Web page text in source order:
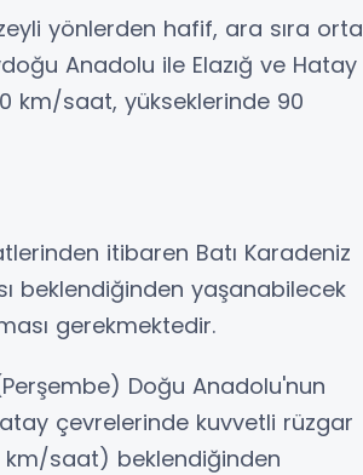
yönlerden hafif, ara sıra orta
Anadolu ile Elazığ ve Hatay
km/saat, yükseklerinde 90
itibaren Batı Karadeniz
beklendiğinden yaşanabilecek
gerekmektedir.
(Perşembe) Doğu Anadolu'nun
çevrelerinde kuvvetli rüzgar
km/saat) beklendiğinden